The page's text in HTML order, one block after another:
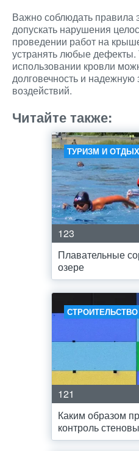
Важно соблюдать правила
допускать нарушения
проведении работ на
устранять любые
использовании кровли
долговечность и
воздействий.
Читайте также:
ТУРИЗМ И ОТДЫХ
123
Плавательные
озере
СТРОИТЕЛЬСТВО
121
Каким образом
контроль